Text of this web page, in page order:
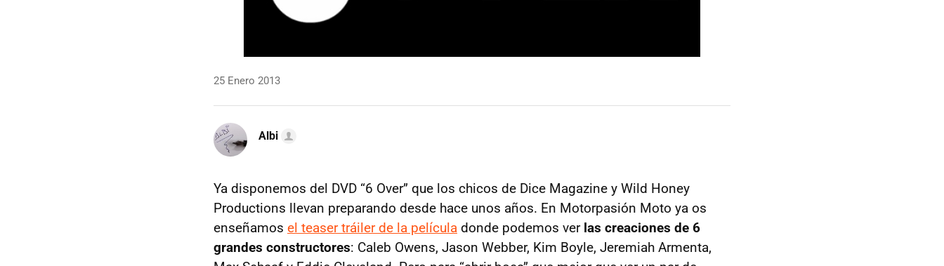
25 Enero 2013
Albi
Ya disponemos del DVD “6 Over” que los chicos de Dice Magazine y Wild Honey
Productions llevan preparando desde hace unos años. En Motorpasión Moto ya os
enseñamos el teaser tráiler de la película donde podemos ver las creaciones de 6
grandes constructores: Caleb Owens, Jason Webber, Kim Boyle, Jeremiah Armenta,